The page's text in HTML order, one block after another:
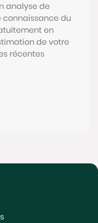
analyse de
du
en
de votre
récentes